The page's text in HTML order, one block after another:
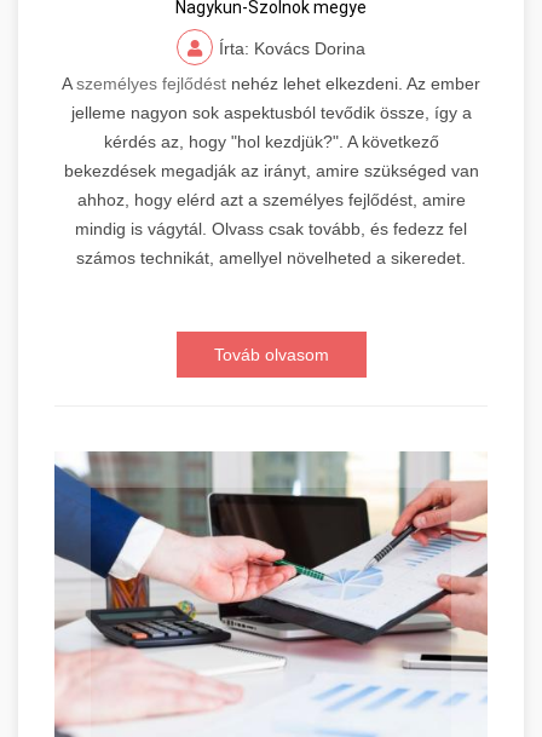
Nagykun-Szolnok megye
Írta: Kovács Dorina
Aszemélyes fejlődést nehéz lehet elkezdeni. Az ember
jelleme nagyon sok aspektusból tevődik össze, így a
kérdés az, hogy "hol kezdjük?". A következő
bekezdések megadják az irányt, amire szükséged van
ahhoz, hogy elérd azt a személyes fejlődést, amire
mindig is vágytál. Olvass csak tovább, és fedezz fel
számos technikát, amellyel növelheted a sikeredet.
Továb olvasom